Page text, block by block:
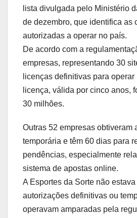
lista divulgada pelo Ministério
de dezembro, que identifica as
autorizadas a operar no país.
De acordo com a
empresas, representando 30
licenças definitivas para
licença, válida por cinco anos,
30 milhões.
Outras 52 empresas obtiveram
temporária e têm 60 dias para
pendências, especialmente
sistema de apostas online.
A Esportes da Sorte não
autorizações definitivas ou
operavam amparadas pela